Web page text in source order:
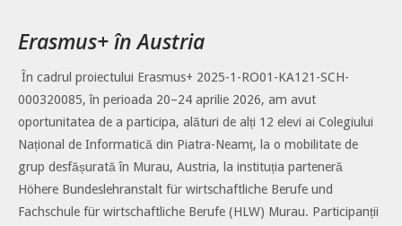
Erasmus+ în Austria
În cadrul proiectului Erasmus+ 2025-1-RO01-KA121-SCH-
000320085, în perioada 20–24 aprilie 2026, am avut
oportunitatea de a participa, alături de alți 12 elevi ai Colegiului
Național de Informatică din Piatra-Neamț, la o mobilitate de
grup desfășurată în Murau, Austria, la instituția parteneră
Höhere Bundeslehranstalt für wirtschaftliche Berufe und
Fachschule für wirtschaftliche Berufe (HLW) Murau. Participanții